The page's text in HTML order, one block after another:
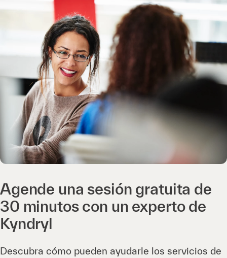
Agende una sesión gratuita de
30 minutos con un experto de
Kyndryl
Descubra cómo pueden ayudarle los servicios de